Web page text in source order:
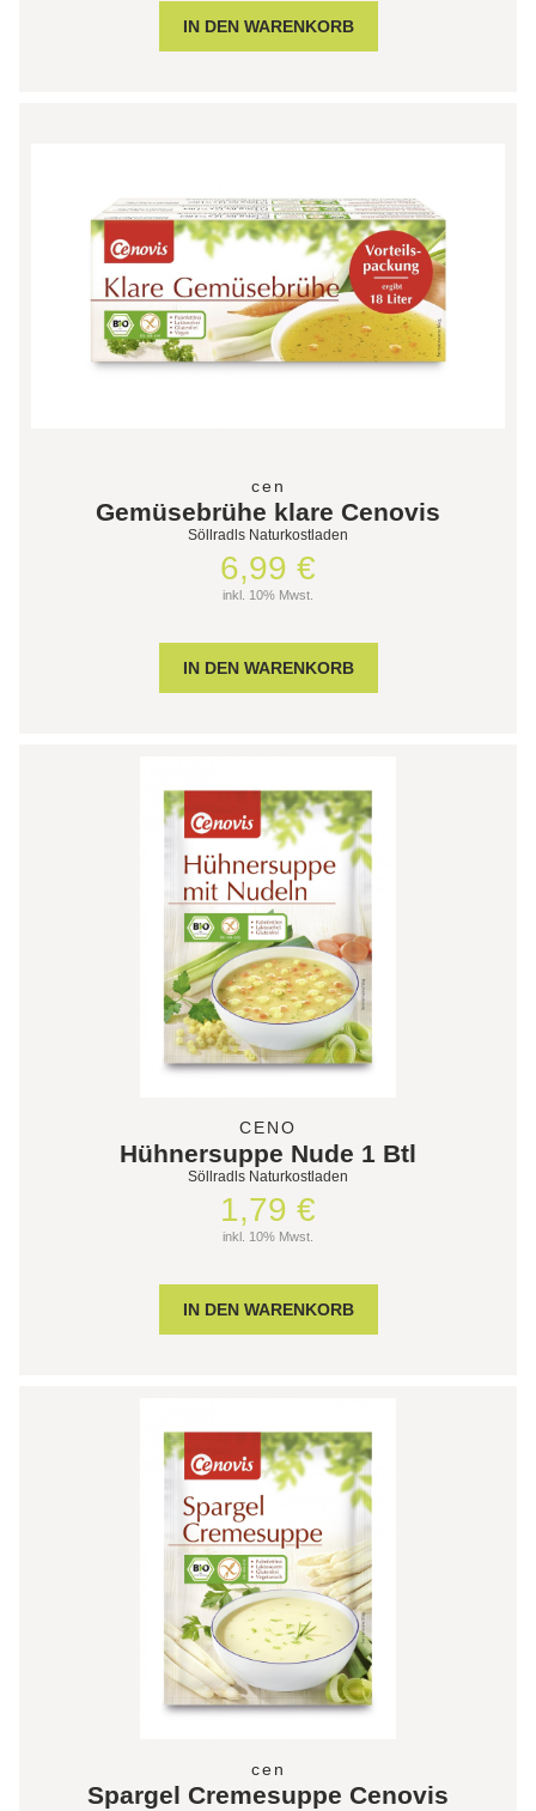
cen
Gemüsebrühe klare Cenovis
Söllradls Naturkostladen
6,99 €
inkl. 10% Mwst.
CENO
Hühnersuppe Nude 1 Btl
Söllradls Naturkostladen
1,79 €
inkl. 10% Mwst.
cen
Spargel Cremesuppe Cenovis